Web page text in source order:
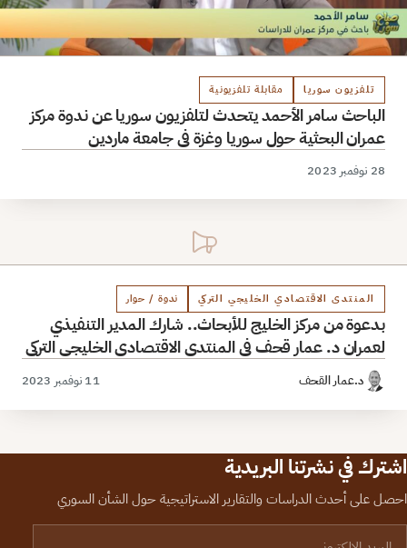
تلفزيون سوريا مقابلة تلفزيونية
الباحث سامر الأحمد يتحدث لتلفزيون سوريا عن ندوة مركز
عمران البحثية حول سوريا وغزة في جامعة ماردين
28 نوفمبر 2023
المنتدى الاقتصادي الخليجي التركي ندوة / حوار
بدعوة من مركز الخليج للأبحاث.. شارك المدير التنفيذي
لعمران د. عمار قحف في المنتدى الاقتصادي الخليجي التركي
د.عمار القحف 11 نوفمبر 2023
اشترك في نشرتنا البريدية
احصل على أحدث الدراسات والتقارير الاستراتيجية حول الشأن السوري